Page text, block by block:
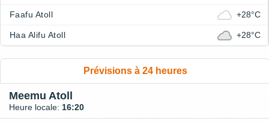
Faafu Atoll +28°C
Haa Alifu Atoll +28°C
Prévisions à 24 heures
Meemu Atoll
Heure locale: 16:20